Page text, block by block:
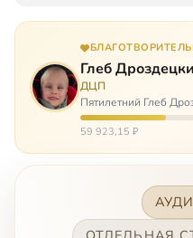
Глеб
ДЦП
Пятилетний Глеб
ДЦП из-за
но его положение
59 923,15 ₽